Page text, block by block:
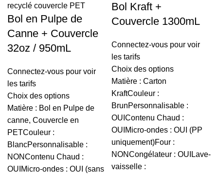
Bol en Pulpe de
Canne + Couvercle
32oz / 950mL
Connectez-vous pour voir
les tarifs
Choix des options
Matière : Bol en Pulpe de
canne, Couvercle en
PETCouleur :
BlancPersonnalisable :
NONContenu Chaud :
OUIMicro-ondes : OUI (sans
Bol Kraft +
Couvercle 1300mL
Connectez-vous pour voir
les tarifs
Choix des options
Matière : Carton
KraftCouleur :
BrunPersonnalisable :
OUIContenu Chaud :
OUIMicro-ondes : OUI (PP
uniquement)Four :
NONCongélateur : OUILave-
vaisselle :